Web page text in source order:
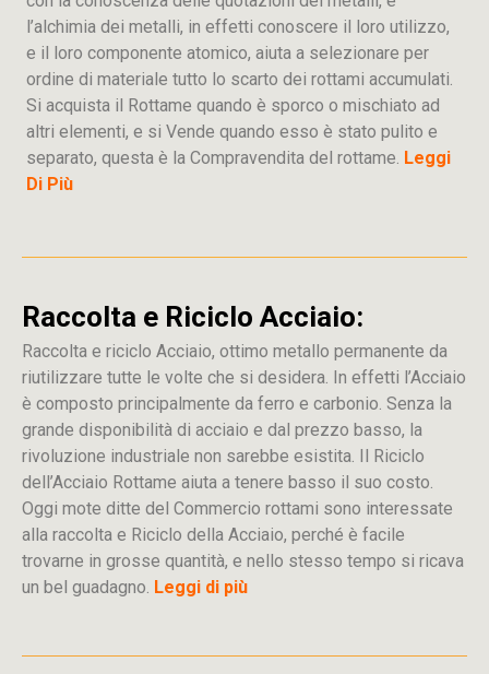
l’alchimia dei metalli, in effetti conoscere il loro utilizzo,
e il loro componente atomico, aiuta a selezionare per
ordine di materiale tutto lo scarto dei rottami accumulati.
Si acquista il Rottame quando è sporco o mischiato ad
altri elementi, e si Vende quando esso è stato pulito e
separato, questa è la Compravendita del rottame. Leggi
Di Più
Raccolta e Riciclo Acciaio:
Raccolta e riciclo Acciaio, ottimo metallo permanente da
riutilizzare tutte le volte che si desidera. In effetti l’Acciaio
è composto principalmente da ferro e carbonio. Senza la
grande disponibilità di acciaio e dal prezzo basso, la
rivoluzione industriale non sarebbe esistita. Il Riciclo
dell’Acciaio Rottame aiuta a tenere basso il suo costo.
Oggi mote ditte del Commercio rottami sono interessate
alla raccolta e Riciclo della Acciaio, perché è facile
trovarne in grosse quantità, e nello stesso tempo si ricava
un bel guadagno. Leggi di più